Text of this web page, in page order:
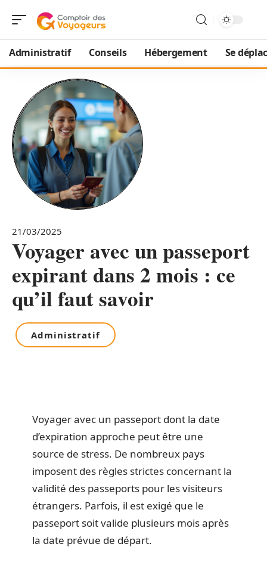
Administratif Conseils Hébergement Se
21/03/2025
Voyager avec un passeport
expirant dans 2 mois : ce
qu’il faut savoir
Administratif
Voyager avec un passeport dont la date
d’expiration approche peut être une
source de stress. De nombreux pays
imposent des règles strictes concernant la
validité des passeports pour les visiteurs
étrangers. Parfois, il est exigé que le
passeport soit valide plusieurs mois après
la date prévue de départ.